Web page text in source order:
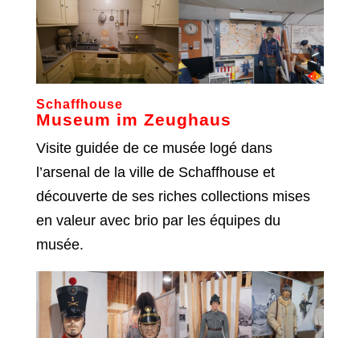
Schaffhouse
Museum im Zeughaus
Visite guidée de ce musée logé dans
l’arsenal de la ville de Schaffhouse et
découverte de ses riches collections mises
en valeur avec brio par les équipes du
musée.